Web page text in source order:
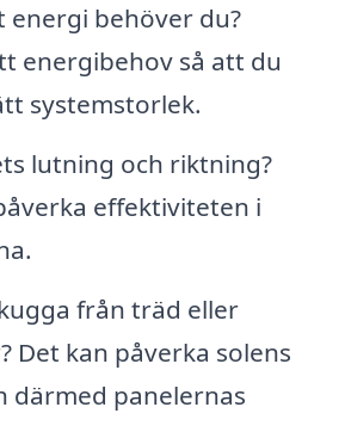
energi behöver du?
energibehov så att du
systemstorlek.
lutning och riktning?
effektiviteten i
från träd eller
Det kan påverka solens
därmed panelernas